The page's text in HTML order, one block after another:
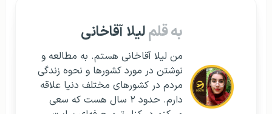
به قلملیلا آقاخانی
من لیلا آقاخانی هستم. به مطالعه و
نوشتن در مورد کشورها و نحوه زندگی
مردم در کشورهای مختلف دنیا علاقه
دارم. حدود ۲ سال هست که سعی